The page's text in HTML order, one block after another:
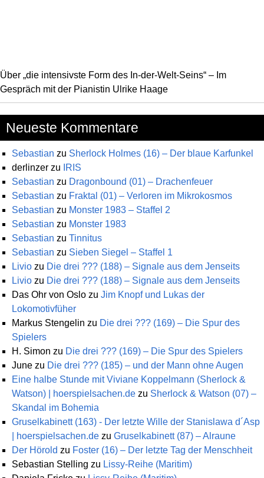
Über „die intensivste Form des In-der-Welt-Seins“ – Im
Gespräch mit der Pianistin Ulrike Haage
Neueste Kommentare
Sebastian zu Sherlock Holmes (16) – Der blaue Karfunkel
derlinzer zu
IRIS
Sebastian zu Dragonbound (01) – Drachenfeuer
Sebastian zu Fraktal (01) – Verloren im Mikrokosmos
Sebastian zu Monster 1983 – Staffel 2
Sebastian zu Monster 1983
Sebastian zu Tinnitus
Sebastian zu Sieben Siegel – Staffel 1
Livio zu Die drei ??? (188) – Signale aus dem Jenseits
Livio zu Die drei ??? (188) – Signale aus dem Jenseits
Das Ohr von Oslo zu Jim Knopf und Lukas der
Lokomotivfüher
Markus Stengelin zu Die drei ??? (169) – Die Spur des
Spielers
H. Simon zu Die drei ??? (169) – Die Spur des Spielers
June zu Die drei ??? (185) – und der Mann ohne Augen
Eine halbe Stunde mit Viviane Koppelmann (Sherlock &
Watson) | hoerspielsachen.de zu Sherlock & Watson (07) –
Skandal im Bohemia
Gruselkabinett (163) - Der letzte Wille der Stanislawa d´Asp
| hoerspielsachen.de zu Gruselkabinett (87) – Alraune
Der Hörold zu Foster (16) – Der letzte Tag der Menschheit
Sebastian Stelling zu Lissy-Reihe (Maritim)